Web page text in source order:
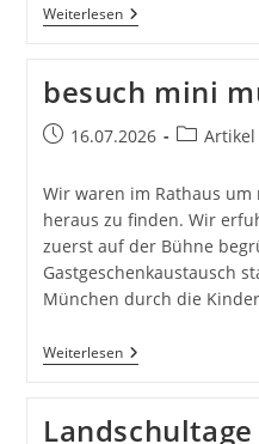
WeiterlesenLeckeres
Brot
besuch mini
Beitrag16.07.2026
Beitrags-
Artikel
Wir waren im Rathaus
heraus zu finden. Wir
zuerst auf der Bühne
Gastgeschenkaustausch
München durch die
WeiterlesenBesuch
Mini
Landschultage